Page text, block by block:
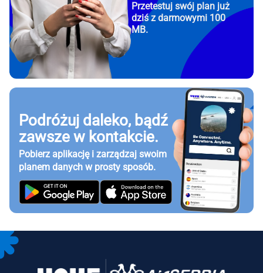
Przetestuj swój plan już
dziś z darmowymi 100
MB.
Podróżuj daleko, bądź
zawsze w kontakcie.
Pobierz aplikację i zarządzaj swoim
planem danych w prosty sposób.